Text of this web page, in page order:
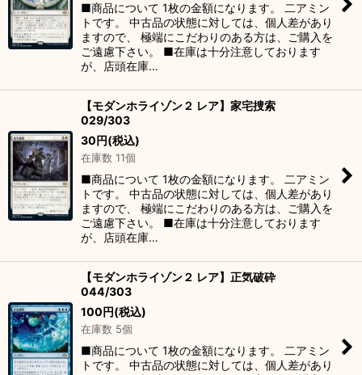
■商品について 1枚の金額になります。 二アミン
トです。 中古品の状態に対しては、個人差があり
ますので、 極端にこだわりのある方は、ご購入を
ご遠慮下さい。 ■在庫は十分注意しております
が、店頭在庫…
【モダンホライゾン２ レア】家宅捜索
029/303
30円(税込)
在庫数 11個
■商品について 1枚の金額になります。 二アミン
トです。 中古品の状態に対しては、個人差があり
ますので、 極端にこだわりのある方は、ご購入を
ご遠慮下さい。 ■在庫は十分注意しております
が、店頭在庫…
【モダンホライゾン２ レア】正気破砕
044/303
100円(税込)
在庫数 5個
■商品について 1枚の金額になります。 二アミン
トです。 中古品の状態に対しては、個人差があり